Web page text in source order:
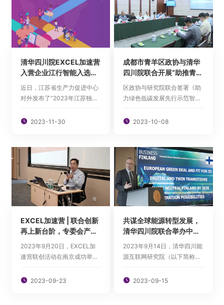
党建文化
科普教育
人才招聘
清华四川院EXCEL加速营
入营企业江行智能入选
2023年江苏潜在独角兽
企业榜单
近日，江苏省生产力促进中心
对外发布了“2023年江苏独角
结果”，清华四川能源互联网研
南京江行联加智能科技有限公
司（以下简称江行智能）凭借
优质的资本市场认可度、高新
核心技...
 2023-11-30
成都市青羊区政协与清华
四川院联合开展“助推青羊
区绿色低碳发展”调研座谈
并签署智库建设合作备忘
录
区政协与研究院联合签署《助
力绿色低碳发展先行示范智库
开展智库建设合作的目的、原
 2023-10-08
EXCEL加速营 | 联合创新
再上新台阶，专委会产学
研系列活动南京站回顾
2023年9月20日，EXCEL加
速营联创活动在南京成功举
项目”的形式，汇集了创新企业
 2023-09-23
共谋全球能源转型发展，
清华四川院联合举办中芬
工业园区智慧能源（四
川）论坛
2023年9月14日，清华四川能
源互联网研究院（以下简称清
进局等多家单位成功举办中芬
 2023-09-15